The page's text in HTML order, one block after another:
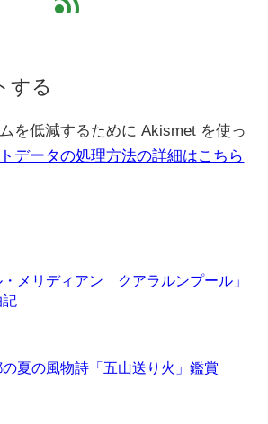
する
を低減するために Akismet を使っ
データの処理方法の詳細はこちら
・メリディアン クアラルンプール」
夏の風物詩「五山送り火」鑑賞